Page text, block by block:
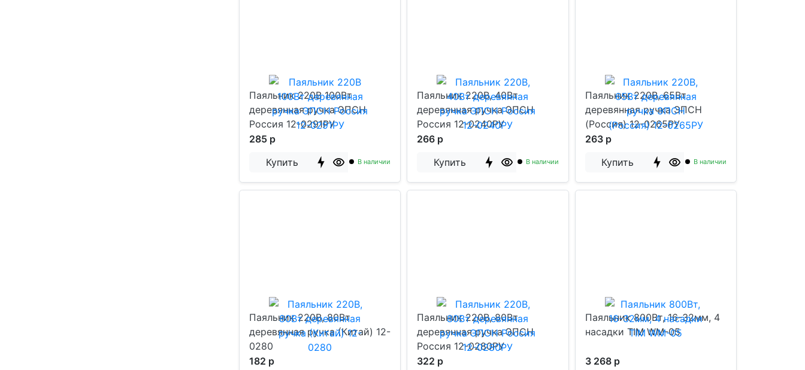
Паяльник 220В 100Вт
деревянная ручка ЭПСН
Россия 12-0291РУ
285 р
Купить
В наличии
Паяльник 220В, 40Вт
деревянная ручка ЭПСН
Россия 12-0240РУ
266 р
Купить
В наличии
Паяльник 220В, 65Вт
деревянная ручка ЭПСН
(Россия) 12-0265РУ
263 р
Купить
В наличии
Паяльник 220В, 80Вт
деревянная ручка (Китай) 12-
0280
182 р
Паяльник 220В, 80Вт
деревянная ручка ЭПСН
Россия 12-0280РУ
322 р
Паяльник 800Вт, 16-32мм, 4
насадки TIM WM-05
3 268 р